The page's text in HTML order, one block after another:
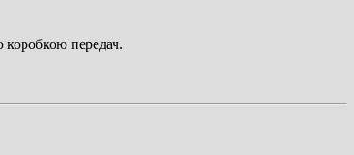
коробкою передач.